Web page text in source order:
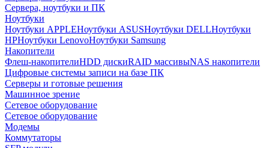
Сервера, ноутбуки и ПК
Ноутбуки
Ноутбуки APPLEНоутбуки ASUSНоутбуки DELLНоутбуки
HPНоутбуки LenovoНоутбуки Samsung
Накопители
Флеш-накопителиHDD дискиRAID массивыNAS накопители
Цифровые системы записи на базе ПК
Серверы и готовые решения
Машинное зрение
Сетевое оборудование
Сетевое оборудование
Модемы
Коммутаторы